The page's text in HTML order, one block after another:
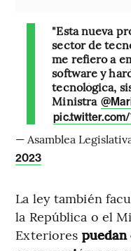
"Esta nueva
sector de
me refiero a
software y
tecnológica,
Ministra
— Asamblea
2023
La ley también
la República o el
Exteriores